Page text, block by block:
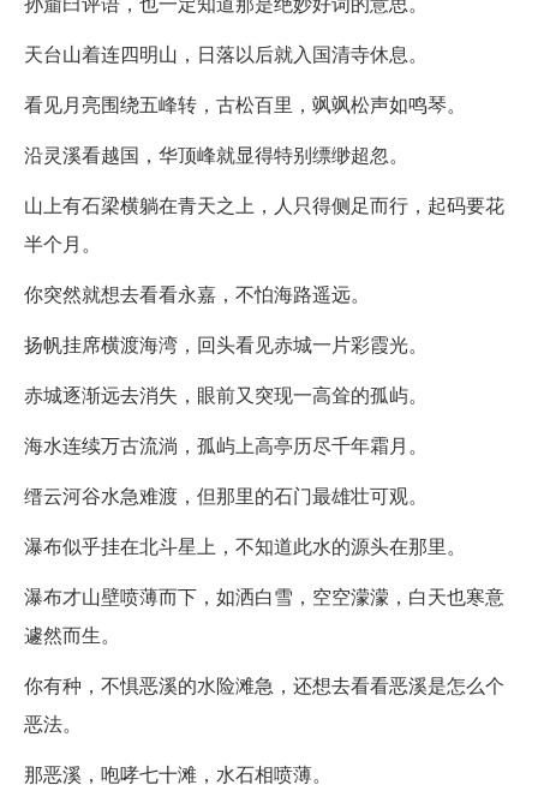
天台山着连四明山，日落以后就入国清寺休息。
看见月亮围绕五峰转，古松百里，飒飒松声如鸣琴。
沿灵溪看越国，华顶峰就显得特别缥缈超忽。
山上有石梁横躺在青天之上，人只得侧足而行，起码要花
半个月。
你突然就想去看看永嘉，不怕海路遥远。
扬帆挂席横渡海湾，回头看见赤城一片彩霞光。
赤城逐渐远去消失，眼前又突现一高耸的孤屿。
海水连续万古流淌，孤屿上高亭历尽千年霜月。
缙云河谷水急难渡，但那里的石门最雄壮可观。
瀑布似乎挂在北斗星上，不知道此水的源头在那里。
瀑布才山壁喷薄而下，如洒白雪，空空濛濛，白天也寒意
遽然而生。
你有种，不惧恶溪的水险滩急，还想去看看恶溪是怎么个
恶法。
那恶溪，咆哮七十滩，水石相喷薄。